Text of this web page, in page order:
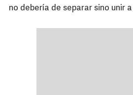
no debería de separar sino unir